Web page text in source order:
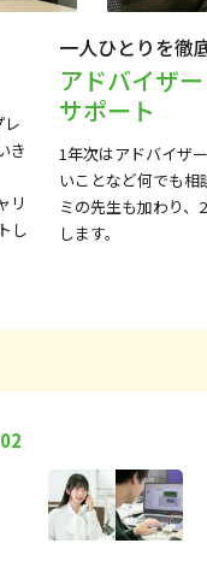
き
リ
し
一人ひとりを徹
アドバイザ
サポート
1年次はアドバイザ
いことなど何でも相
ミの先生も加わり
します。
02